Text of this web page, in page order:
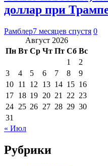
доллар при
Рамблер7 месяцев спустя 0
Август 2026
Пн Вт Ср Чт Пт Сб Вс
1
2
3
4 5 6 7 8
9
10 11 12 13 14 15 16
17 18 19 20 21 22 23
24 25 26 27 28 29 30
31
« Июл
Рубрики